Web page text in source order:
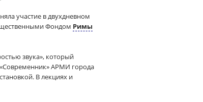
участие в двухдневном
Фондом Римы
звука», который
АРМИ города
В лекциях и